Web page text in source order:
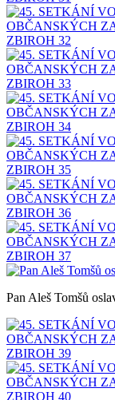
Pan Aleš Tomšů